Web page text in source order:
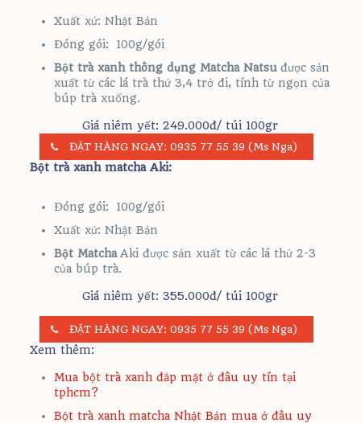
Xuất xứ: Nhật Bản
Đóng gói: 100g/gói
Bột trà xanh thông dụng Matcha Natsuđược sản
xuất từ các lá trà thứ 3,4 trở đi, tính từ ngọn của
búp trà xuống.
Giá niêm yết: 249.000đ/ túi 100gr
ĐẶT HÀNG NGAY: 0935 77 55 39 (Ms Nga)
Bột trà xanh matcha Aki:
Đóng gói: 100g/gói
Xuất xứ: Nhật Bản
Bột MatchaAki được sản xuất từ các lá thứ 2-3
của búp trà.
Giá niêm yết: 355.000đ/ túi 100gr
ĐẶT HÀNG NGAY: 0935 77 55 39 (Ms Nga)
Xem thêm:
Mua bột trà xanh đắp mặt ở đâu uy tín tại
tphcm?
Bột trà xanh matcha Nhật Bản mua ở đâu uy